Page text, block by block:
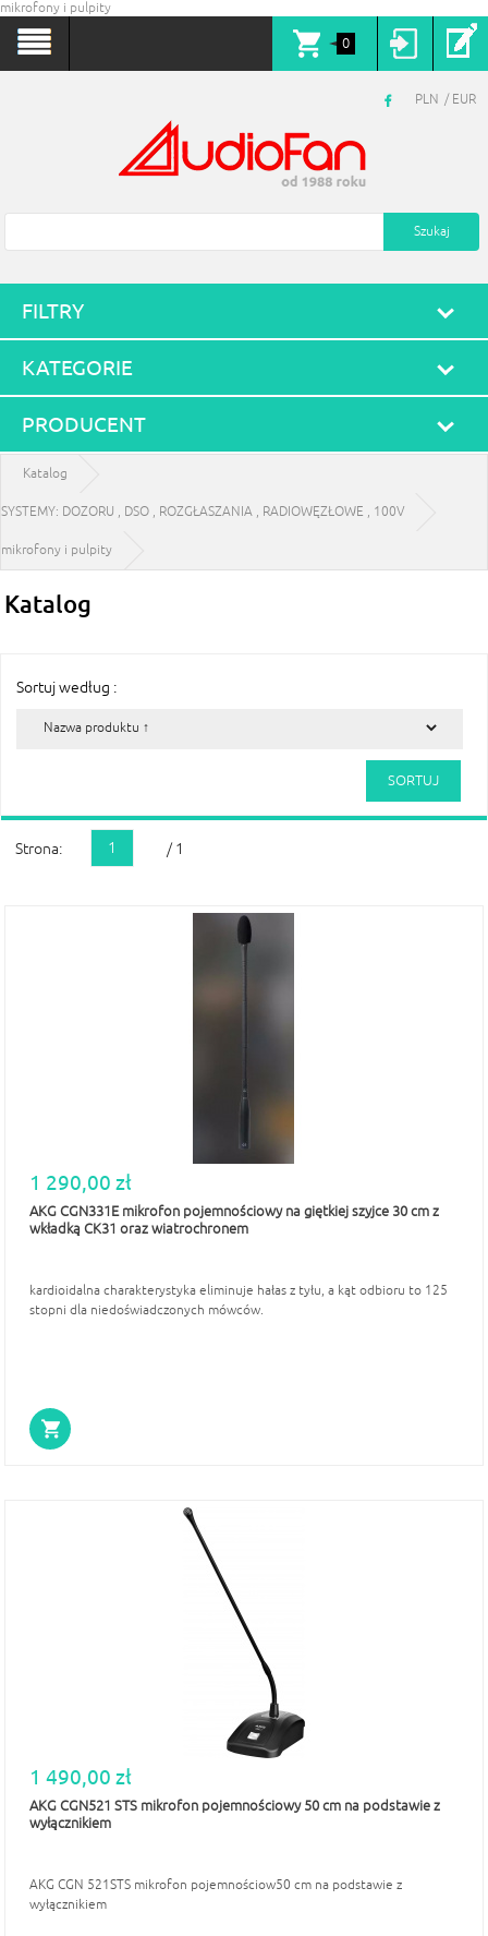
mikrofony i pulpity
0
PLN EUR
FILTRY
KATEGORIE
PRODUCENT
Katalog
SYSTEMY: DOZORU , DSO , ROZGŁASZANIA , RADIOWĘZŁOWE , 100V
mikrofony i pulpity
Katalog
Sortuj według :
Strona: 1 / 1
1 290,00 zł
AKG CGN331E mikrofon pojemnościowy na giętkiej szyjce 30 cm z
wkładką CK31 oraz wiatrochronem
kardioidalna charakterystyka eliminuje hałas z tyłu, a kąt odbioru to 125
stopni dla niedoświadczonych mówców.
1 490,00 zł
AKG CGN521 STS mikrofon pojemnościowy 50 cm na podstawie z
wyłącznikiem
AKG CGN 521STS mikrofon pojemnościow50 cm na podstawie z
wyłącznikiem